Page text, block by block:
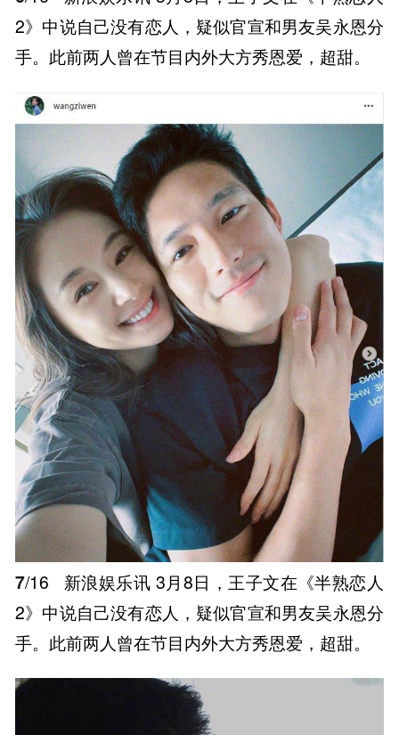
2》中说自己没有恋人，疑似官宣和男友吴永恩分
手。此前两人曾在节目内外大方秀恩爱，超甜。
7/16
新浪娱乐讯 3月8日，王子文在《半熟恋人
2》中说自己没有恋人，疑似官宣和男友吴永恩分
手。此前两人曾在节目内外大方秀恩爱，超甜。